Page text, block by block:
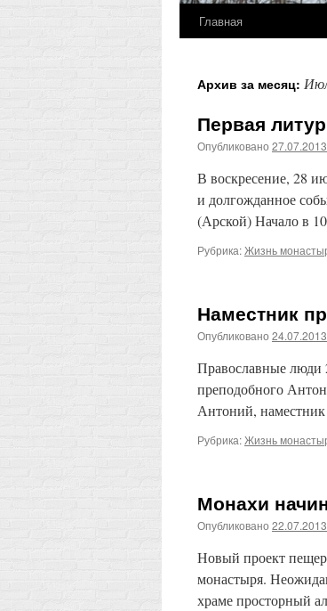
Перейти
содержимому
Главная
Архив за месяц:
Первая
Опубликовано 27.07.2013
В воскресение, 28
и долгожданное
(Арской) Начало в
Рубрика:Жизнь
Наместник
Опубликовано 24.07.2013
Православные люди
преподобного
Антоний, наместник
Рубрика:Жизнь
Монахи
Опубликовано 22.07.2013
Новый проект
монастыря.
храме просторный